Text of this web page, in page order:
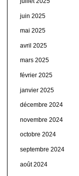
juin 2025
mai 2025
avril 2025
mars 2025
février 2025
janvier 2025
décembre 2024
novembre 2024
octobre 2024
septembre 2024
août 2024